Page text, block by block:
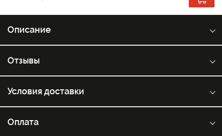
Описание
Отзывы
Условия доставки
Оплата